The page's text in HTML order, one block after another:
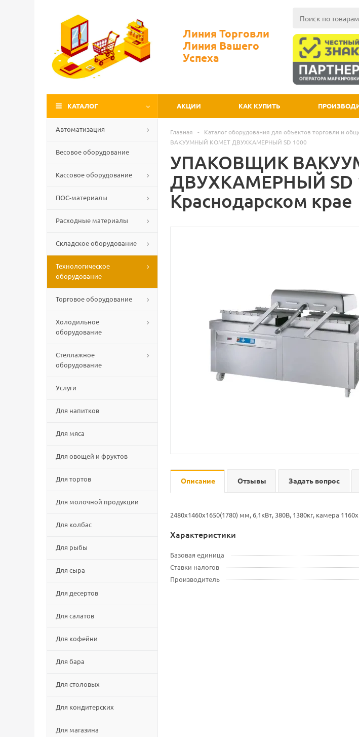
Линия Торговли
Линия Вашего
Успеха
КАТАЛОГ АКЦИИ КАК КУПИТЬ
Автоматизация
Весовое оборудование
Кассовое оборудование
ПОС-материалы
Расходные материалы
Складское оборудование
Технологическое
оборудование
Торговое оборудование
Холодильное
оборудование
Стеллажное
оборудование
Услуги
Для напитков
Для мяса
Для овощей и фруктов
Для тортов
Для молочной продукции
Для колбас
Для рыбы
Для сыра
Для десертов
Для салатов
Для кофейни
Для бара
Для столовых
Для кондитерских
Для магазина
Главная - Каталог оборудования для объектов торговли и
ВАКУУМНЫЙ KOMET ДВУХКАМЕРНЫЙ SD 1000
УПАКОВЩИК
ДВУХКАМЕРНЫЙ SD
Краснодарском крае
Описание Отзывы Задать вопрос
2480x1460x1650(1780) мм, 6,1кВт, 380В, 1380кг, камера
Характеристики
Базовая единица
Ставки налогов
Производитель